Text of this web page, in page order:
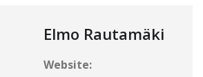
Elmo Rautamäki
Website: